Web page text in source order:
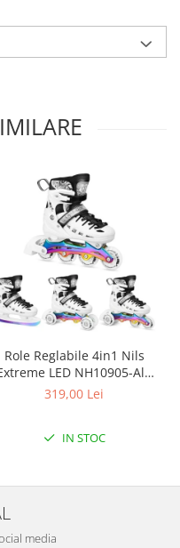
Role Reglabile 4in1 Nils
LED NH10905-Alb
curcubeu
319,00 Lei
IN STOC
media